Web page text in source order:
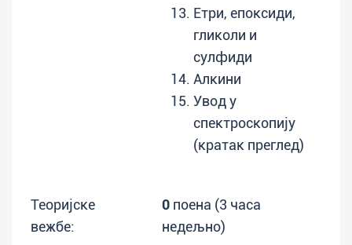
Етри, епоксиди,
гликоли и
сулфиди
Алкини
Увод у
спектроскопију
(кратак преглед)
Теоријске
вежбе:
0 поена (3 часа
недељно)